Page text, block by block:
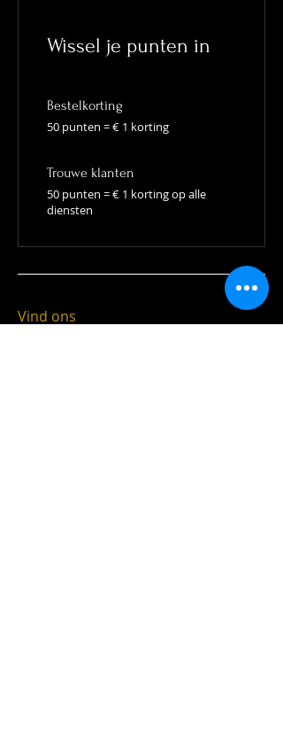
Wissel je punten in
Bestelkorting
50 punten = € 1 korting
Trouwe klanten
50 punten = € 1 korting op alle
diensten
Vind ons